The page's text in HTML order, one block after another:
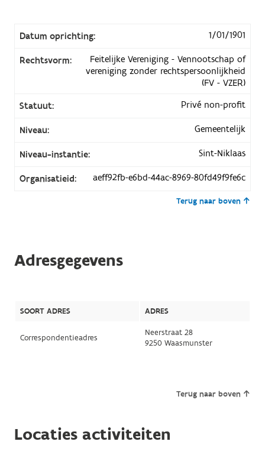
Datum oprichting: 1/01/1901
Rechtsvorm:
Feitelijke Vereniging - Vennootschap of
vereniging zonder rechtspersoonlijkheid
(FV - VZER)
Statuut:
Privé non-profit
Niveau: Gemeentelijk
Niveau-instantie: Sint-Niklaas
Organisatieid: aeff92fb-e6bd-44ac-8969-80fd49f9fe6c
Terug naar boven
Adresgegevens
SOORT ADRES ADRES
Correspondentieadres
Neerstraat 28
9250 Waasmunster
Terug naar boven
Locaties activiteiten